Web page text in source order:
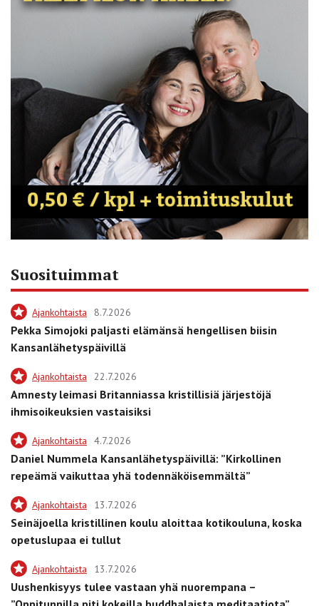
Suosituimmat
Ajankohtaista 8.7.2026
Pekka Simojoki paljasti elämänsä hengellisen biisin
Kansanlähetyspäivillä
Ajankohtaista 22.7.2026
Amnesty leimasi Britanniassa kristillisiä järjestöjä
ihmisoikeuksien vastaisiksi
Ajankohtaista 4.7.2026
Daniel Nummela Kansanlähetyspäivillä: ”Kirkollinen
repeämä vaikuttaa yhä todennäköisemmältä”
Ajankohtaista 13.7.2026
Seinäjoella kristillinen koulu aloittaa kotikouluna, koska
opetuslupaa ei tullut
Ajankohtaista 13.7.2026
Uushenkisyys tulee vastaan yhä nuorempana –